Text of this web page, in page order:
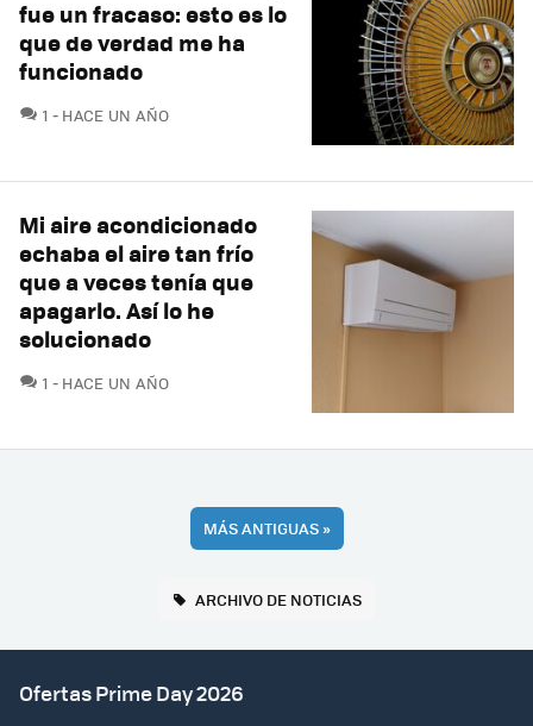
fue un fracaso: esto es lo
que de verdad me ha
funcionado
1 COMENTARIOS
HACE UN AÑO
Mi aire acondicionado
echaba el aire tan frío
que a veces tenía que
apagarlo. Así lo he
solucionado
1 COMENTARIOS
HACE UN AÑO
MÁS ANTIGUAS»
ARCHIVO DE NOTICIAS
Ofertas Prime Day 2026